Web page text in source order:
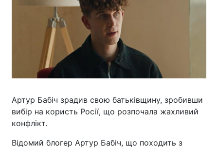
Артур Бабіч зрадив свою батьківщину, зробивши
вибір на користь Росії, що розпочала жахливий
конфлікт.
Відомий блогер Артур Бабіч, що походить з